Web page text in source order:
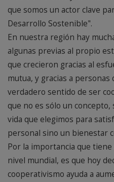
que somos un actor clave
Desarrollo Sostenible".
En nuestra región hay
algunas previas al propio
que crecieron gracias al
mutua, y gracias a
verdadero sentido de ser
que no es sólo un
vida que elegimos para
personal sino un bienestar
Por la importancia que
nivel mundial, es que hoy
cooperativismo ayuda a